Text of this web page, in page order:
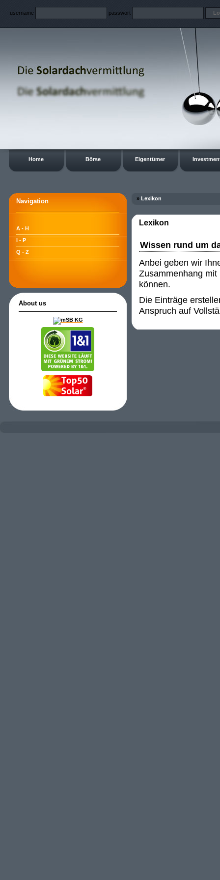
username passwort
Home Börse Eigentümer
Navigation
A - H
I - P
Q - Z
About us
» Lexikon
Lexikon
Wissen rund um
Anbei geben wir
Zusammenhang
können.
Die Einträge
Anspruch auf